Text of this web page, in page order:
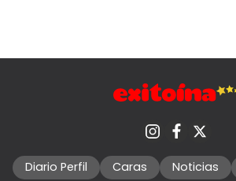
Diario Perfil Caras Noticias